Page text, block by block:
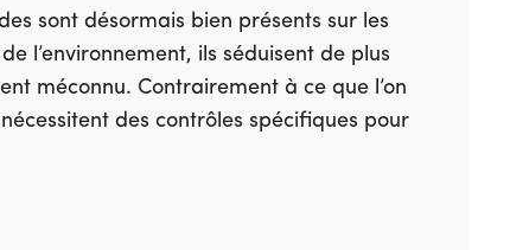
sont désormais bien présents sur les
l’environnement, ils séduisent de plus
méconnu. Contrairement à ce que l’on
des contrôles spécifiques pour